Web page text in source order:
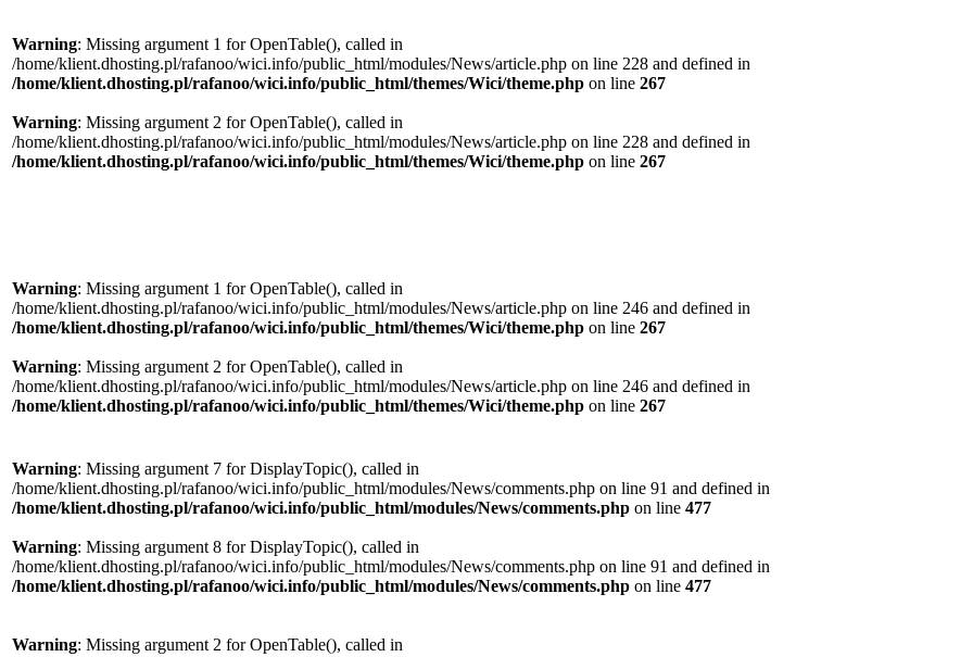
Warning: Missing argument 1 for OpenTable(), called in
/home/klient.dhosting.pl/rafanoo/wici.info/public_html/modules/News/article.php on line 228 and defined in
/home/klient.dhosting.pl/rafanoo/wici.info/public_html/themes/Wici/theme.php on line 267
Warning: Missing argument 2 for OpenTable(), called in
/home/klient.dhosting.pl/rafanoo/wici.info/public_html/modules/News/article.php on line 228 and defined in
/home/klient.dhosting.pl/rafanoo/wici.info/public_html/themes/Wici/theme.php on line 267
Warning: Missing argument 1 for OpenTable(), called in
/home/klient.dhosting.pl/rafanoo/wici.info/public_html/modules/News/article.php on line 246 and defined in
/home/klient.dhosting.pl/rafanoo/wici.info/public_html/themes/Wici/theme.php on line 267
Warning: Missing argument 2 for OpenTable(), called in
/home/klient.dhosting.pl/rafanoo/wici.info/public_html/modules/News/article.php on line 246 and defined in
/home/klient.dhosting.pl/rafanoo/wici.info/public_html/themes/Wici/theme.php on line 267
Warning: Missing argument 7 for DisplayTopic(), called in
/home/klient.dhosting.pl/rafanoo/wici.info/public_html/modules/News/comments.php on line 91 and defined in
/home/klient.dhosting.pl/rafanoo/wici.info/public_html/modules/News/comments.php on line 477
Warning: Missing argument 8 for DisplayTopic(), called in
/home/klient.dhosting.pl/rafanoo/wici.info/public_html/modules/News/comments.php on line 91 and defined in
/home/klient.dhosting.pl/rafanoo/wici.info/public_html/modules/News/comments.php on line 477
Warning: Missing argument 2 for OpenTable(), called in